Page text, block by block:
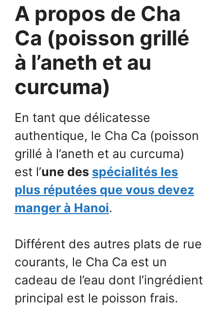
A propos de Cha
Ca (poisson grillé
à l’aneth et au
curcuma)
En tant que délicatesse
authentique, le Cha Ca (poisson
grillé à l’aneth et au curcuma)
est l’une des spécialités les
plus réputées que vous devez
manger à Hanoi.
Différent des autres plats de rue
courants, le Cha Ca est un
cadeau de l’eau dont l’ingrédient
principal est le poisson frais.